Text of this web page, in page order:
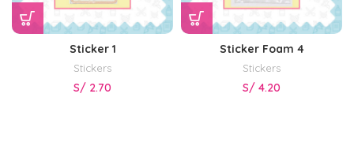
Sticker 1
Stickers
S/ 2.70
Sticker Foam 4
Stickers
S/ 4.20